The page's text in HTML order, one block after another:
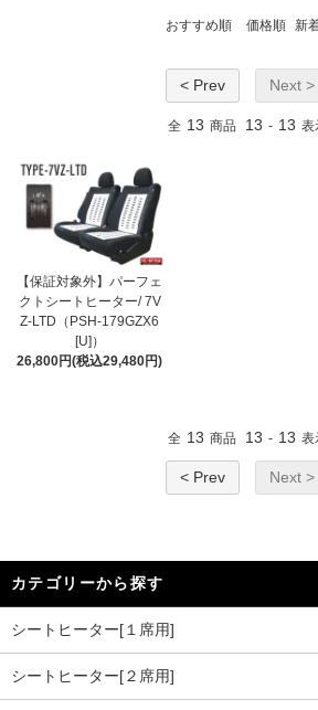
おすすめ順 価格順 新
< Prev Next >
全 13 商品 13 - 13 表
【保証対象外】パーフェ
クトシートヒーター/ 7V
Z-LTD（PSH-179GZX6
[U]）
26,800円(税込29,480円)
全 13 商品 13 - 13 表
< Prev Next >
カテゴリーから探す
シートヒーター[１席用]
シートヒーター[２席用]